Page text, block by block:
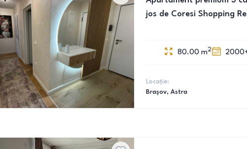
jos de Coresi Shopping
80.00 m2
Locație:
Brașov, Astra